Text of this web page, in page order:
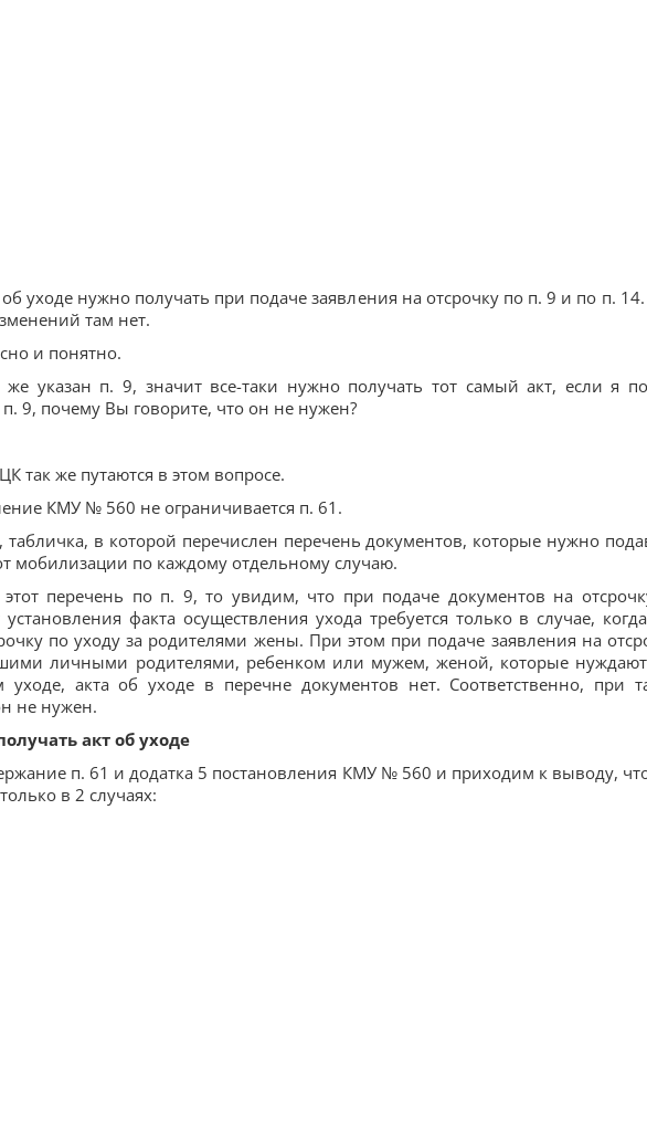
уходе нужно получать при подаче заявления на отсрочку по п. 9 и по п.
там нет.
и понятно.
указан п. 9, значит все-таки нужно получать тот самый акт, если я
9, почему Вы говорите, что он не нужен?
так же путаются в этом вопросе.
КМУ № 560 не ограничивается п. 61.
в которой перечислен перечень документов, которые нужно
мобилизации по каждому отдельному случаю.
перечень по п. 9, то увидим, что при подаче документов на
факта осуществления ухода требуется только в случае,
по уходу за родителями жены. При этом при подаче заявления на
личными родителями, ребенком или мужем, женой, которые
уходе, акта об уходе в перечне документов нет. Соответственно, при
не нужен.
акт об уходе
п. 61 и додатка 5 постановления КМУ № 560 и приходим к выводу,
в 2 случаях: